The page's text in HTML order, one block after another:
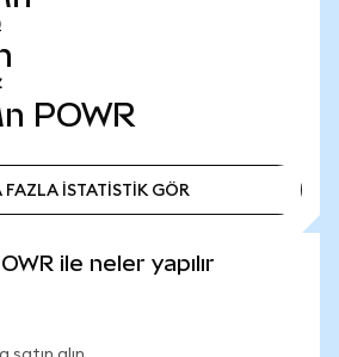
POWR
FAZLA İSTATİSTİK GÖR
ile neler yapılır